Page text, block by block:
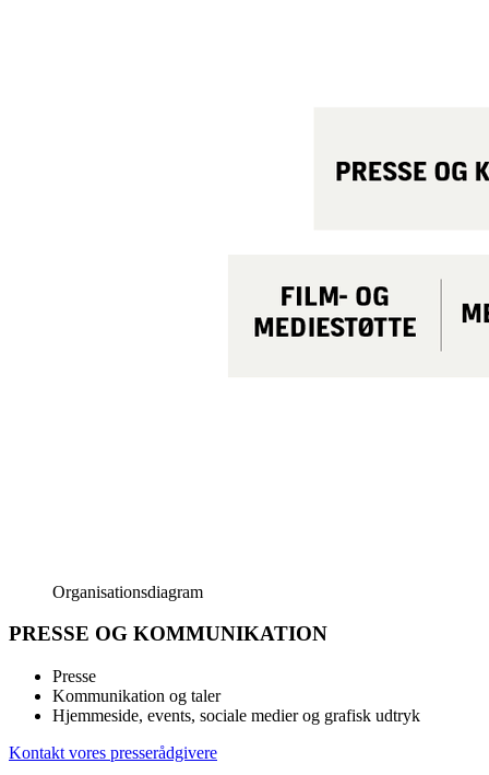
Organisationsdiagram
PRESSE OG KOMMUNIKATION
Presse
Kommunikation og taler
Hjemmeside, events, sociale medier og grafisk udtryk
Kontakt vores presserådgivere